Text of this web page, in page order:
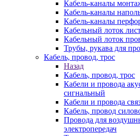
Кабель-каналы
Кабель-каналы
Кабель-каналы
Кабельный лоток
Кабельный лоток
Трубы, рукава для
Кабель, провод, трос
Назад
Кабель, провод, трос
Кабели и провода
сигнальный
Кабели и провода
Кабель, провод
Провода для
электропередач